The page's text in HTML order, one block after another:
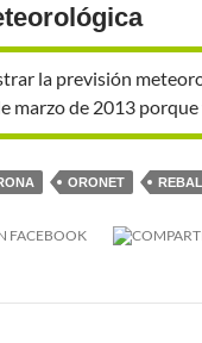
la previsión
marzo de 2013 porque
ORONET